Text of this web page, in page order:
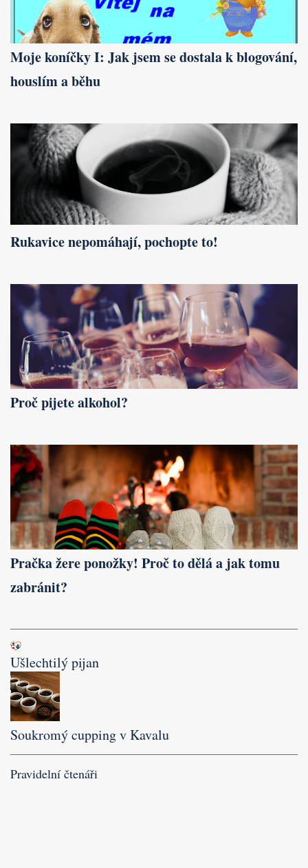
Moje koníčky I: Jak jsem se dostala k blogování,
houslím a běhu
Rukavice nepomáhají, pochopte to!
Proč pijete alkohol?
Pračka žere ponožky! Proč to dělá a jak tomu
zabránit?
Ušlechtilý pijan
Soukromý cupping v Kavalu
Pravidelní čtenáři